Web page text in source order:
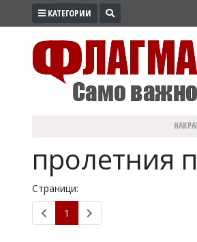
ПРОМО
ЗДРАВЕ
ПОЛИТИКА
ОБЩИНИ
ОБЩЕСТВО
КАТЕГОРИИ
пролетния
Страници:
1